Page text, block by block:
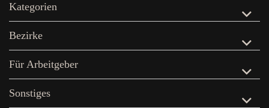
Kategorien
Bezirke
Für Arbeitgeber
Sonstiges